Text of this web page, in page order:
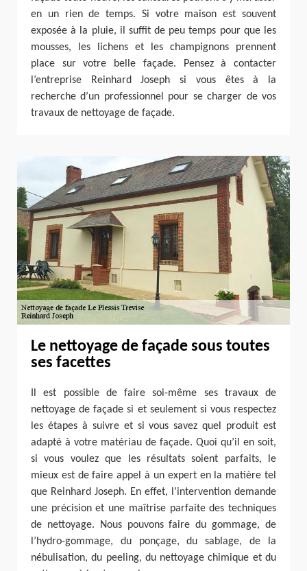
en un rien de temps. Si votre maison est souvent
exposée à la pluie, il suffit de peu temps pour que les
mousses, les lichens et les champignons prennent
place sur votre belle façade. Pensez à contacter
l’entreprise Reinhard Joseph si vous êtes à la
recherche d’un professionnel pour se charger de vos
travaux de nettoyage de façade.
Le nettoyage de façade sous toutes
ses facettes
Il est possible de faire soi-même ses travaux de
nettoyage de façade si et seulement si vous respectez
les étapes à suivre et si vous savez quel produit est
adapté à votre matériau de façade. Quoi qu’il en soit,
si vous voulez que les résultats soient parfaits, le
mieux est de faire appel à un expert en la matière tel
que Reinhard Joseph. En effet, l’intervention demande
une précision et une maîtrise parfaite des techniques
de nettoyage. Nous pouvons faire du gommage, de
l’hydro-gommage, du ponçage, du sablage, de la
nébulisation, du peeling, du nettoyage chimique et du